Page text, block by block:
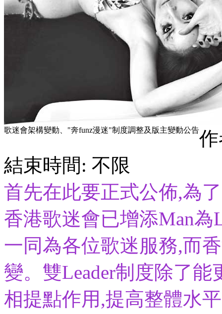
歌迷會架構變動、"奔funz漫迷"制度調整及版主變動公告
結束時間: 不限
首先在此要正式公佈,為
香港歌迷會已增添Man為
一同為各位歌迷服務,而
變。雙Leader制度除了
相提點作用,提高整體水